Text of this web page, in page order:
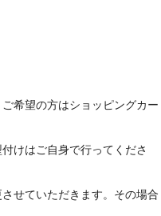
希望の方はショッピングカー
けはご自身で行ってくださ
せていただきます。その場合